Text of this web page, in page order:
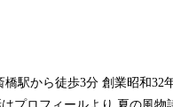
橋駅から徒歩3分 創業昭和